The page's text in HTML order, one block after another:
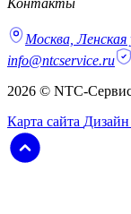
Контакты
Москва, Ленская
info@ntcservice.ru
2026 © NTC-
Карта сайта Дизайн